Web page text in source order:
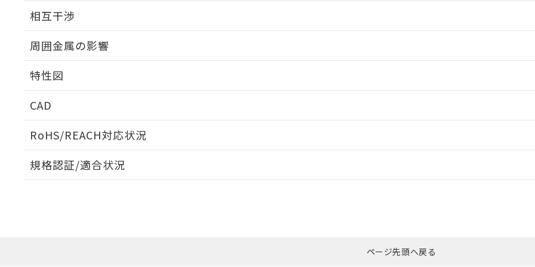
相互干渉
周囲金属の影響
特性図
CAD
RoHS/REACH対応状況
EU RoHS 注意事項・凡例
ダウンロードはこちら
規格認証/適合状況
ページ先頭へ戻る